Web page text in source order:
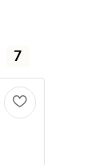
7